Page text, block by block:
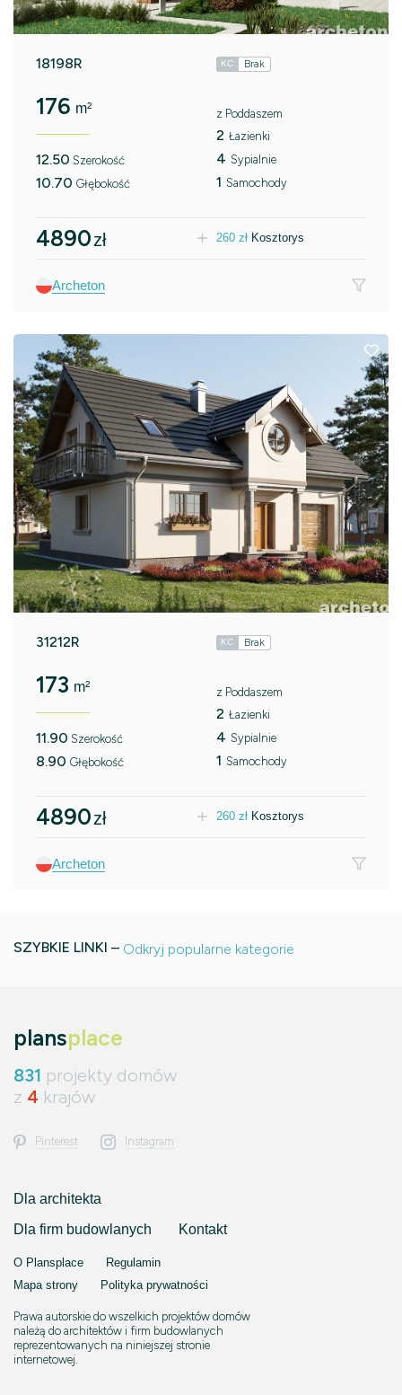
18198R KC Brak
176 m²
12.50 Szerokość
10.70 Głębokość
z Poddaszem
2 Łazienki
4 Sypialnie
1 Samochody
4890zł 260 zł Kosztorys
Archeton
31212R KC Brak
173 m²
11.90 Szerokość
8.90 Głębokość
z Poddaszem
2 Łazienki
4 Sypialnie
1 Samochody
4890zł 260 zł Kosztorys
Archeton
SZYBKIE LINKI – Odkryj popularne kategorie
plansplace
831 projekty domów
z 4 krajów
Pinterest Instagram
Dla architekta
Dla firm budowlanych
Kontakt
O Plansplace
Regulamin
Mapa strony
Polityka prywatności
Prawa autorskie do wszelkich projektów domów
należą do architektów i firm budowlanych
reprezentowanych na niniejszej stronie
internetowej.